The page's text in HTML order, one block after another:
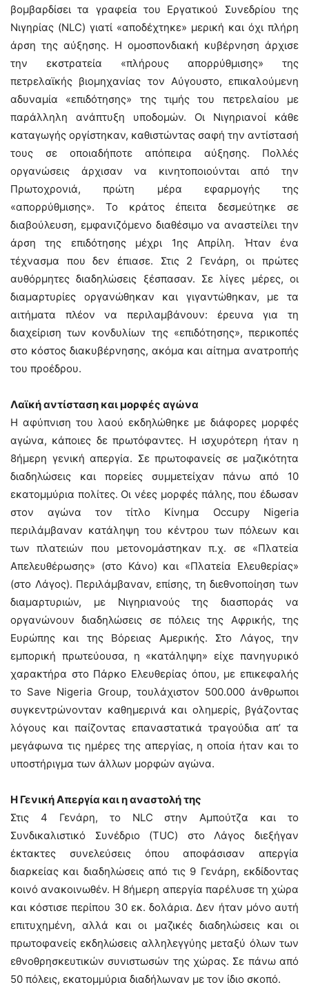
βομβαρδίσει τα γραφεία του Εργατικού Συνεδρίου της
Νιγηρίας (NLC) γιατί «αποδέχτηκε» μερική και όχι πλήρη
άρση της αύξησης. Η ομοσπονδιακή κυβέρνηση άρχισε
την εκστρατεία «πλήρους απορρύθμισης» της
πετρελαϊκής βιομηχανίας τον Αύγουστο, επικαλούμενη
αδυναμία «επιδότησης» της τιμής του πετρελαίου με
παράλληλη ανάπτυξη υποδομών. Οι Νιγηριανοί κάθε
καταγωγής οργίστηκαν, καθιστώντας σαφή την αντίστασή
τους σε οποιαδήποτε απόπειρα αύξησης. Πολλές
οργανώσεις άρχισαν να κινητοποιούνται από την
Πρωτοχρονιά, πρώτη μέρα εφαρμογής της
«απορρύθμισης». Το κράτος έπειτα δεσμεύτηκε σε
διαβούλευση, εμφανιζόμενο διαθέσιμο να αναστείλει την
άρση της επιδότησης μέχρι 1ης Απρίλη. Ήταν ένα
τέχνασμα που δεν έπιασε. Στις 2 Γενάρη, οι πρώτες
αυθόρμητες διαδηλώσεις ξέσπασαν. Σε λίγες μέρες, οι
διαμαρτυρίες οργανώθηκαν και γιγαντώθηκαν, με τα
αιτήματα πλέον να περιλαμβάνουν: έρευνα για τη
διαχείριση των κονδυλίων της «επιδότησης», περικοπές
στο κόστος διακυβέρνησης, ακόμα και αίτημα ανατροπής
του προέδρου.
Λαϊκή αντίσταση και μορφές αγώνα
Η αφύπνιση του λαού εκδηλώθηκε με διάφορες μορφές
αγώνα, κάποιες δε πρωτόφαντες. Η ισχυρότερη ήταν η
8ήμερη γενική απεργία. Σε πρωτοφανείς σε μαζικότητα
διαδηλώσεις και πορείες συμμετείχαν πάνω από 10
εκατομμύρια πολίτες. Οι νέες μορφές πάλης, που έδωσαν
στον αγώνα τον τίτλο Κίνημα Occupy Nigeria
περιλάμβαναν κατάληψη του κέντρου των πόλεων και
των πλατειών που μετονομάστηκαν π.χ. σε «Πλατεία
Απελευθέρωσης» (στο Κάνο) και «Πλατεία Ελευθερίας»
(στο Λάγος). Περιλάμβαναν, επίσης, τη διεθνοποίηση των
διαμαρτυριών, με Νιγηριανούς της διασποράς να
οργανώνουν διαδηλώσεις σε πόλεις της Αφρικής, της
Ευρώπης και της Βόρειας Αμερικής. Στο Λάγος, την
εμπορική πρωτεύουσα, η «κατάληψη» είχε πανηγυρικό
χαρακτήρα στο Πάρκο Ελευθερίας όπου, με επικεφαλής
το Save Nigeria Group, τουλάχιστον 500.000 άνθρωποι
συγκεντρώνονταν καθημερινά και ολημερίς, βγάζοντας
λόγους και παίζοντας επαναστατικά τραγούδια απ’ τα
μεγάφωνα τις ημέρες της απεργίας, η οποία ήταν και το
υποστήριγμα των άλλων μορφών αγώνα.
Η Γενική Απεργία και η αναστολή της
Στις 4 Γενάρη, το NLC στην Αμπούτζα και το
Συνδικαλιστικό Συνέδριο (TUC) στο Λάγος διεξήγαν
έκτακτες συνελεύσεις όπου αποφάσισαν απεργία
διαρκείας και διαδηλώσεις από τις 9 Γενάρη, εκδίδοντας
κοινό ανακοινωθέν. Η 8ήμερη απεργία παρέλυσε τη χώρα
και κόστισε περίπου 30 εκ. δολάρια. Δεν ήταν μόνο αυτή
επιτυχημένη, αλλά και οι μαζικές διαδηλώσεις και οι
πρωτοφανείς εκδηλώσεις αλληλεγγύης μεταξύ όλων των
εθνοθρησκευτικών συνιστωσών της χώρας. Σε πάνω από
50 πόλεις, εκατομμύρια διαδήλωναν με τον ίδιο σκοπό.